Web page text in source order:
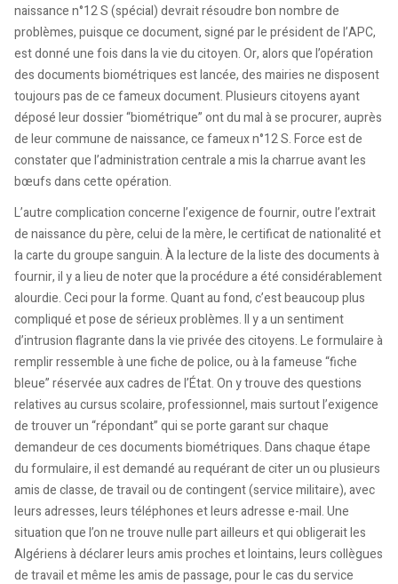
naissance n°12 S (spécial) devrait résoudre bon nombre de
problèmes, puisque ce document, signé par le président de l’APC,
est donné une fois dans la vie du citoyen. Or, alors que l’opération
des documents biométriques est lancée, des mairies ne disposent
toujours pas de ce fameux document. Plusieurs citoyens ayant
déposé leur dossier “biométrique” ont du mal à se procurer, auprès
de leur commune de naissance, ce fameux n°12 S. Force est de
constater que l’administration centrale a mis la charrue avant les
bœufs dans cette opération.
L’autre complication concerne l’exigence de fournir, outre l’extrait
de naissance du père, celui de la mère, le certificat de nationalité et
la carte du groupe sanguin. À la lecture de la liste des documents à
fournir, il y a lieu de noter que la procédure a été considérablement
alourdie. Ceci pour la forme. Quant au fond, c’est beaucoup plus
compliqué et pose de sérieux problèmes. Il y a un sentiment
d’intrusion flagrante dans la vie privée des citoyens. Le formulaire à
remplir ressemble à une fiche de police, ou à la fameuse “fiche
bleue” réservée aux cadres de l’État. On y trouve des questions
relatives au cursus scolaire, professionnel, mais surtout l’exigence
de trouver un “répondant” qui se porte garant sur chaque
demandeur de ces documents biométriques. Dans chaque étape
du formulaire, il est demandé au requérant de citer un ou plusieurs
amis de classe, de travail ou de contingent (service militaire), avec
leurs adresses, leurs téléphones et leurs adresse e-mail. Une
situation que l’on ne trouve nulle part ailleurs et qui obligerait les
Algériens à déclarer leurs amis proches et lointains, leurs collègues
de travail et même les amis de passage, pour le cas du service